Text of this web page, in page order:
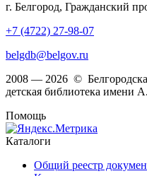
г. Белгород, Гражданский
+7 (4722) 27-98-07
belgdb@belgov.ru
2008 — 2026 ©
детская библиотека имени
Помощь
Каталоги
Общий реестр